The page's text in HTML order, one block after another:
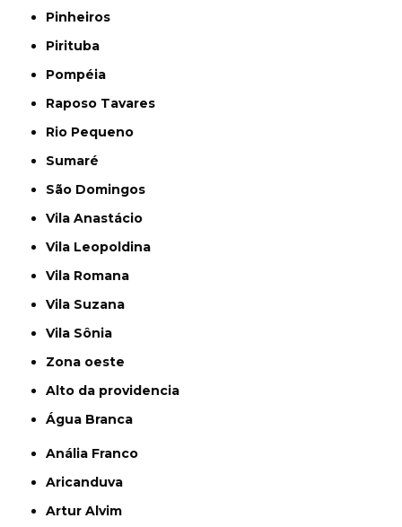
Pinheiros
Pirituba
Pompéia
Raposo Tavares
Rio Pequeno
Sumaré
São Domingos
Vila Anastácio
Vila Leopoldina
Vila Romana
Vila Suzana
Vila Sônia
Zona oeste
alto da providencia
Água Branca
Anália Franco
Aricanduva
Artur Alvim